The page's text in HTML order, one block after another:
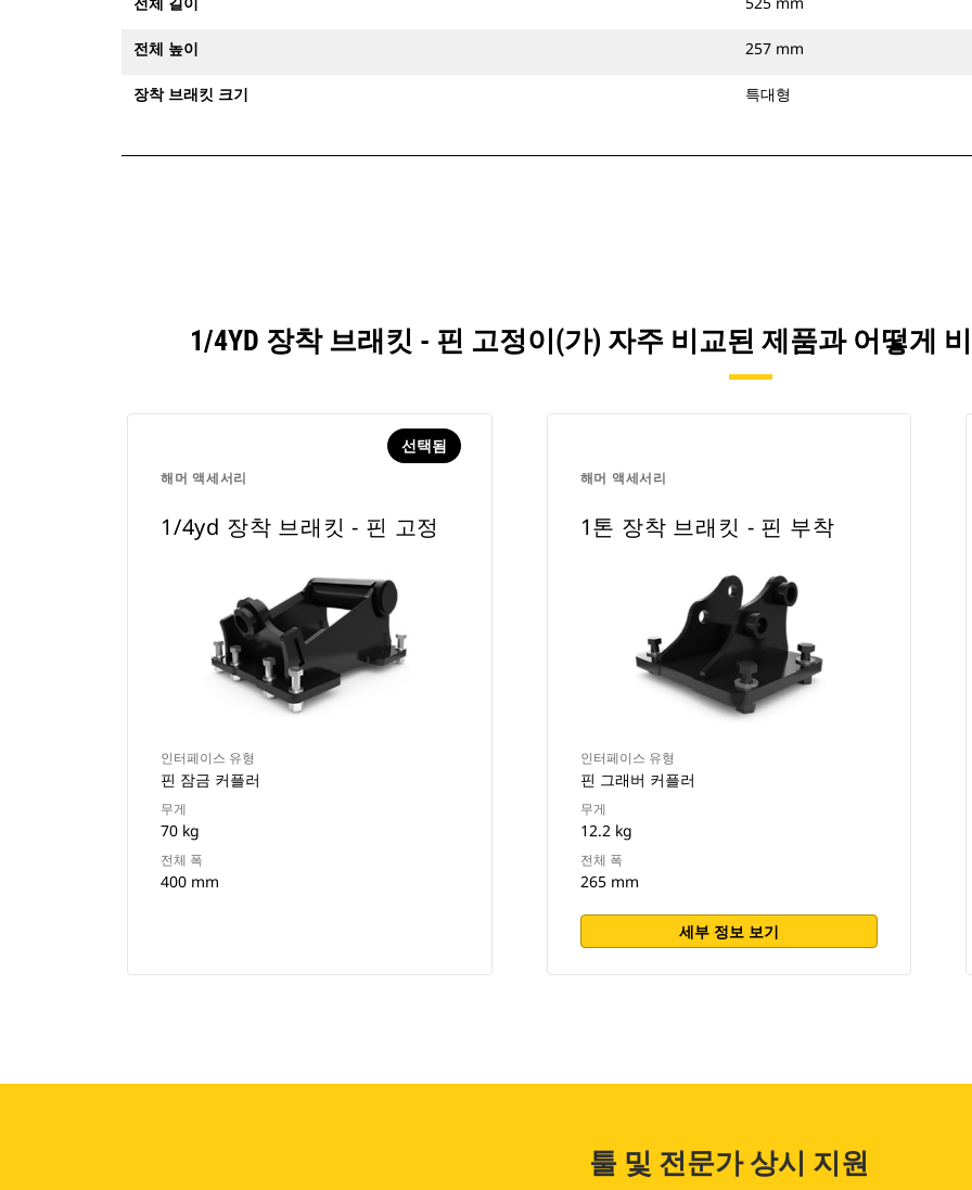
전체 높이 257 mm
장착 브래킷 크기 특대형
1/4YD 장착 브래킷 - 핀 고정이(가) 자주 비교된 제품과 어떻게
해머 액세서리
선택됨
1/4yd 장착 브래킷 - 핀 고정
인터페이스 유형
핀 잠금 커플러
무게
70 kg
전체 폭
400 mm
해머 액세서리
1톤 장착 브래킷 - 핀 부착
인터페이스 유형
핀 그래버 커플러
무게
12.2 kg
전체 폭
265 mm
세부 정보 보기
툴 및 전문가 상시 지원